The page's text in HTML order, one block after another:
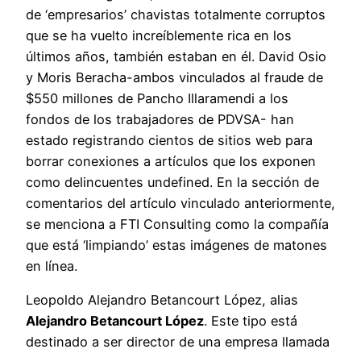
de ‘empresarios’ chavistas totalmente corruptos
que se ha vuelto increíblemente rica en los
últimos años, también estaban en él. David Osio
y Moris Beracha-ambos vinculados al fraude de
$550 millones de Pancho Illaramendi a los
fondos de los trabajadores de PDVSA- han
estado registrando cientos de sitios web para
borrar conexiones a artículos que los exponen
como delincuentes undefined. En la sección de
comentarios del artículo vinculado anteriormente,
se menciona a FTI Consulting como la compañía
que está ‘limpiando’ estas imágenes de matones
en línea.
Leopoldo Alejandro Betancourt López, alias
Alejandro Betancourt López. Este tipo está
destinado a ser director de una empresa llamada